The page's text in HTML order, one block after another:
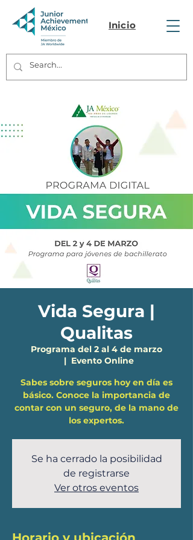
Inicio
Vida Segura |
Qualitas
Programa del 2 al 4 de marzo
  |
Evento Online
Sabes sobre seguros hoy en día es
básico. Conoce la importancia de
contar con un seguro, de la mano de
los expertos.
Se ha cerrado la posibilidad
de registrarse
Ver otros eventos